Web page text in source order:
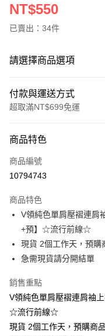
NT$550
已賣出：34件
請選擇商品選項
付款與運送方式
超取滿NT$699免運
信用卡一次付款
超商取貨付款
Apple Pay
街口支付
悠遊付
Google Pay
全支付
商品特色
商品編號
10794743
商品特色
V領純色單肩壓褶連肩
+預】☆流行前線☆
現貨 2個工作天，預購
急需現貨請分開結單
銷售重點
V領純色單肩壓褶連肩袖
☆流行前線☆
現貨 2個工作天，預購商